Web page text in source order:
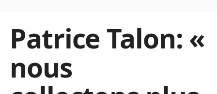
Patrice Talon: «
nous